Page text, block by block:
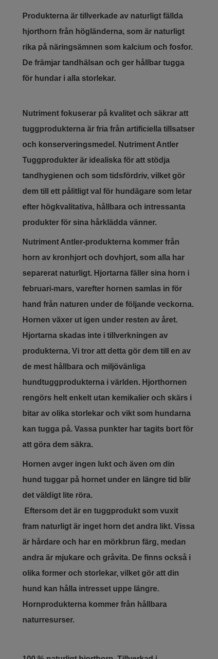
Produkterna är tillverkade av naturligt fällda
hjorthorn från högländerna, som är naturligt
rika på näringsämnen som kalcium och fosfor.
De främjar tandhälsan och ger hållbar tugga
för hundar i alla storlekar.
Nutriment fokuserar på kvalitet och säkrar att
tuggprodukterna är fria från artificiella tillsatser
och konserveringsmedel. Nutriment Antler
Tuggprodukter är idealiska för att stödja
tandhygienen och som tidsfördriv, vilket gör
dem till ett pålitligt val för hundägare som letar
efter högkvalitativa, hållbara och intressanta
produkter för sina hårklädda vänner.
Nutriment Antler-produkterna kommer från
horn av kronhjort och dovhjort, som alla har
separerat naturligt. Hjortarna fäller sina horn i
februari-mars, varefter hornen samlas in för
hand från naturen under de följande veckorna.
Hornen växer ut igen under resten av året.
Hjortarna skadas inte i tillverkningen av
produkterna. Vi tror att detta gör dem till en av
de mest hållbara och miljövänliga
hundtuggprodukterna i världen. Hjorthornen
rengörs helt enkelt utan kemikalier och skärs i
bitar av olika storlekar och vikt som hundarna
kan tugga på. Vassa punkter har tagits bort för
att göra dem säkra.
Hornen avger ingen lukt och även om din
hund tuggar på hornet under en längre tid blir
det väldigt lite röra.
Eftersom det är en tuggprodukt som vuxit
fram naturligt är inget horn det andra likt. Vissa
är hårdare och har en mörkbrun färg, medan
andra är mjukare och gråvita. De finns också i
olika former och storlekar, vilket gör att din
hund kan hålla intresset uppe längre.
Hornprodukterna kommer från hållbara
naturresurser.